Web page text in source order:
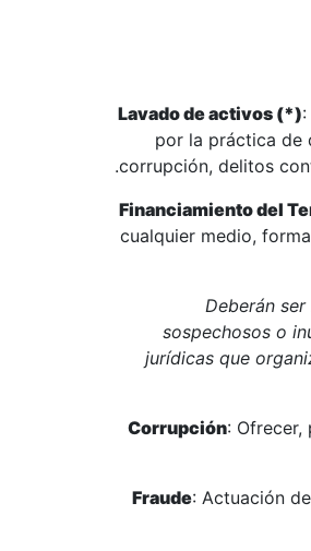
Lavado de activos (*)
por la práctica de
corrupción, delitos
Financiamiento del
cualquier medio,
(*) Deberán
sospechosos o
jurídicas que
Corrupción:
Fraude: Actuación